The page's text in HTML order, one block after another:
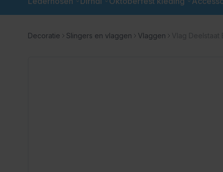
Decoratie Slingers en vlaggen Vlaggen Vlag Deelstaat